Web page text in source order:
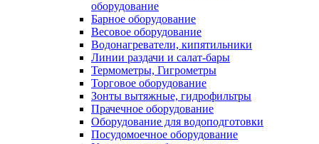
оборудование
Барное оборудование
Весовое оборудование
Водонагреватели, кипятильники
Линии раздачи и салат-бары
Термометры, Гигрометры
Торговое оборудование
Зонты вытяжные, гидрофильтры
Прачечное оборудование
Оборудование для водоподготовки
Посудомоечное оборудование